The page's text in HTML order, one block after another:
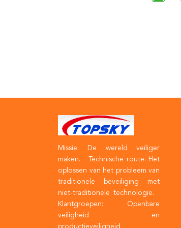
Missie: De wereld veiliger
maken. Technische route: Het
oplossen van het probleem van
traditionele beveiliging met
niet-traditionele technologie.
Klantgroepen: Openbare
veiligheid en
productieveiligheid